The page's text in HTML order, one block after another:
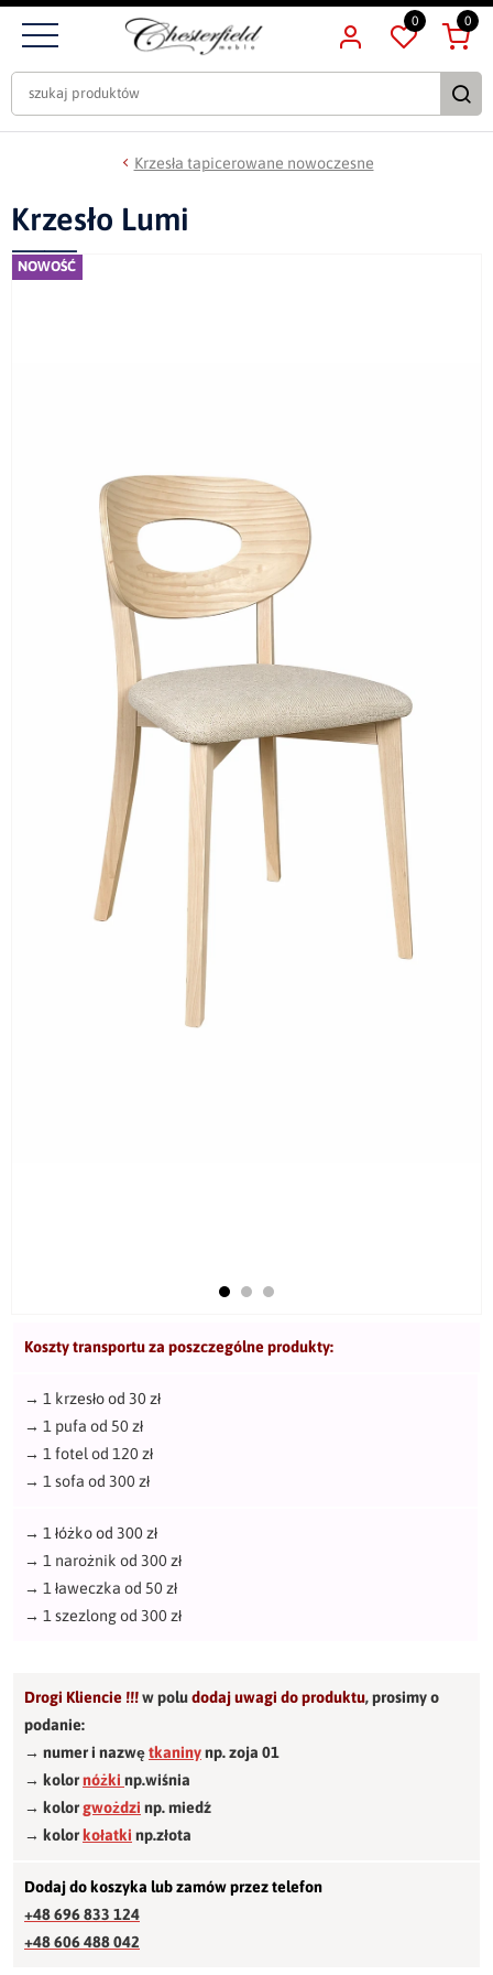
0 0
Krzesła tapicerowane nowoczesne
NOWOŚĆ
Krzesło Lumi
Koszty transportu za poszczególne produkty:
→ 1 krzesło od 30 zł
→ 1 pufa od 50 zł
→ 1 fotel od 120 zł
→ 1 sofa od 300 zł
→ 1 łóżko od 300 zł
→ 1 narożnik od 300 zł
→ 1 ławeczka od 50 zł
→ 1 szezlong od 300 zł
Drogi Kliencie !!!w poludodaj uwagi do produktu,prosimy o
podanie:
→ numer i nazwętkaninynp. zoja 01
→ kolornóżki np.wiśnia
→ kolorgwożdzi np. miedź
→ kolorkołatki np.złota
Dodaj do koszyka lub zamów przez telefon
+48 696 833 124
+48 606 488 042